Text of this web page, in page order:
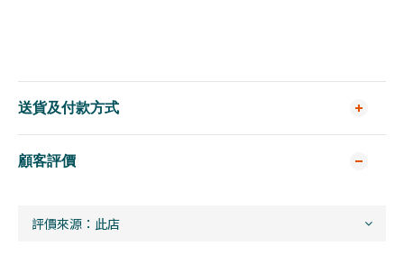
送貨及付款方式
顧客評價